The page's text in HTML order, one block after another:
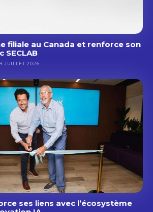
filiale au Canada et renforce son
SECLAB
9 JUILLET 2026
ses liens avec l’écosystème